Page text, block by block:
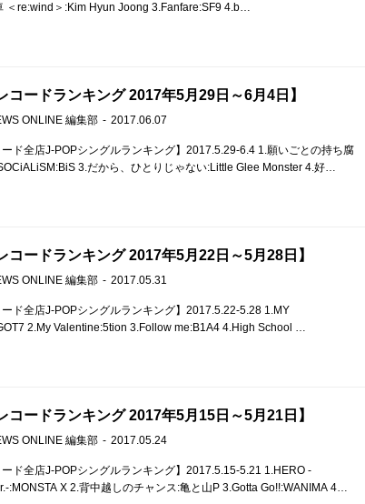
＜re:wind＞:Kim Hyun Joong 3.Fanfare:SF9 4.b…
コードランキング 2017年5月29日～6月4日】
ONLINE 編集部 2017.06.07
ード全店J-POPシングルランキング】2017.5.29-6.4 1.願いごとの持ち腐
3.だから、ひとりじゃない:Little Glee Monster 4.好…
コードランキング 2017年5月22日～5月28日】
ONLINE 編集部 2017.05.31
ード全店J-POPシングルランキング】2017.5.22-5.28 1.MY
2.My Valentine:5tion 3.Follow me:B1A4 4.High School …
コードランキング 2017年5月15日～5月21日】
ONLINE 編集部 2017.05.24
ード全店J-POPシングルランキング】2017.5.15-5.21 1.HERO -
:MONSTA X 2.背中越しのチャンス:亀と山P 3.Gotta Go!!:WANIMA 4…